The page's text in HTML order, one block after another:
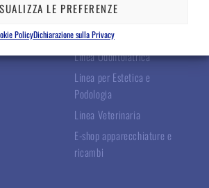
LE PREFERENZE
PolicyDichiarazione sulla Privacy
Linea Chirurgica
Linea Odontoiatrica
Linea per Estetica e
Podologia
Linea Veterinaria
E-shop apparecchiature e
ricambi